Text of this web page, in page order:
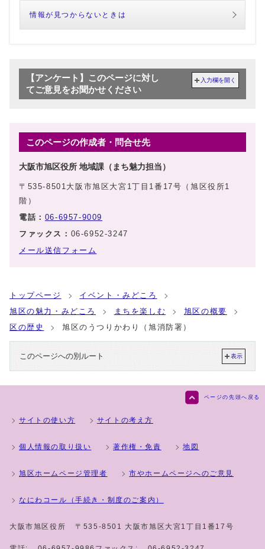
情報が見つからないときは
【アンケート】このページに対し
てご意見をお聞かせください
入力欄を開く
このページの作成者・問合せ先
大阪市旭区役所 地域課（まち魅力担当）
〒535-8501大阪市旭区大宮1丁目1番17号（旭区役所1
階）
電話： 06-6957-9009
ファックス： 06-6952-3247
メール送信フォーム
トップページ
イベント・みどころ
旭区の魅力・みどころ
まちを楽しむ
旭区の概要
区の歴史
旭区のうつりかわり（旭消防署）
このページへの別ルート 表示
ページの先頭へ戻る
サイトの使い方 サイトの考え方
個人情報の取り扱い 著作権・免責 地図
旭区ホームページ管理者 市やホームページへのご意見
なにわコール（手続き・制度のご案内）
大阪市旭区役所 〒535-8501 大阪市旭区大宮1丁目1番17号